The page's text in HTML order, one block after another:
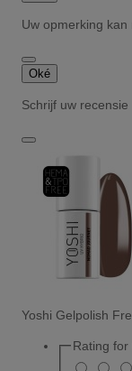
Uw opmerking
Oké
Schrijf uw recensie
Yoshi Gelpolish
Rating for